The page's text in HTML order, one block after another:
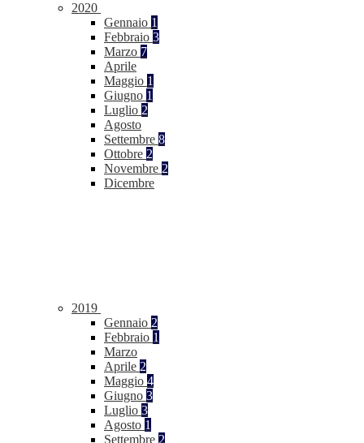
2020
Gennaio 1
Febbraio 3
Marzo 7
Aprile
Maggio 1
Giugno 1
Luglio 2
Agosto
Settembre 8
Ottobre 2
Novembre 2
Dicembre
2019
Gennaio 2
Febbraio 1
Marzo
Aprile 2
Maggio 4
Giugno 3
Luglio 3
Agosto 1
Settembre 2